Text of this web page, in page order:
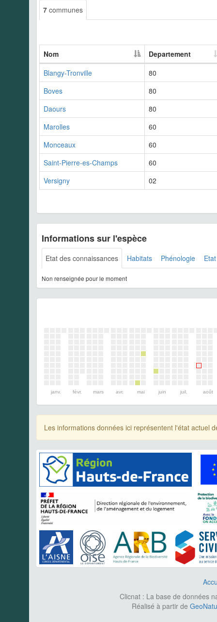
7 communes
Nom
Departement
Blangy-Tronville
80
Boves
80
Daours
80
Marolles
60
Monceaux
60
Saint-Pierre-es-Champs
60
Versigny
02
Informations sur l'espèce
Etat des connaissances Habitats Phénologie
Non renseignée pour le moment
janv. févr. mars avr. mai juin juil. août
Les informations données ici représentent l'état actuel
Clicnat : La base de données
Réalisé à partir de